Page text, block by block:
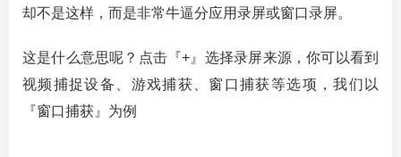
却不是这样，而是非常牛逼分应用录屏或窗口录屏。
这是什么意思呢？点击『+』选择录屏来源，你可以看到
视频捕捉设备、游戏捕获、窗口捕获等选项，我们以
『窗口捕获』为例